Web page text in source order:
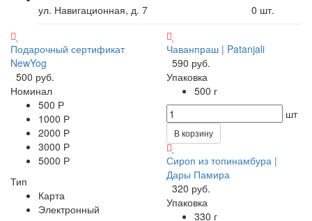
ул. Навигационная, д. 7 0 шт.
Подарочный сертификат
NewYog
500 руб.
Номинал
500 Р
1000 Р
2000 Р
3000 Р
5000 Р
Тип
Карта
Электронный
Чаванпраш | Patanjali
590 руб.
Упаковка
500 г
шт
В корзину
Сироп из топинамбура |
Дары Памира
320 руб.
Упаковка
330 г